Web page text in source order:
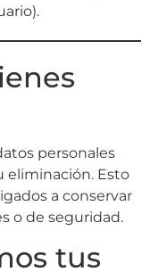
personales
eliminación. Esto
a conservar
o de seguridad.
tus